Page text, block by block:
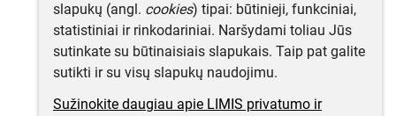
slapukų (angl. cookies) tipai: būtinieji, funkciniai,
statistiniai ir rinkodariniai. Naršydami toliau Jūs
sutinkate su būtinaisiais slapukais. Taip pat galite
sutikti ir su visų slapukų naudojimu.
Sužinokite daugiau apie LIMIS privatumo ir